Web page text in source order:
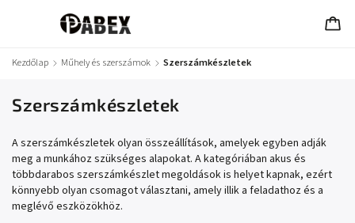
Kezdőlap / Műhely és szerszámok / Szerszámkészletek
Szerszámkészletek
A szerszámkészletek olyan összeállítások, amelyek egyben adják
meg a munkához szükséges alapokat. A kategóriában akus és
többdarabos szerszámkészlet megoldások is helyet kapnak, ezért
könnyebb olyan csomagot választani, amely illik a feladathoz és a
meglévő eszközökhöz.